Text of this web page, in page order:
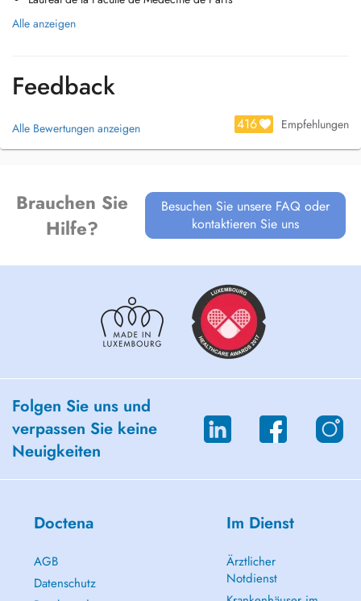
Alle anzeigen
Feedback
Alle Bewertungen anzeigen 416 Empfehlungen
Brauchen Sie
Hilfe?
Besuchen Sie unsere FAQ oder
kontaktieren Sie uns
Folgen Sie uns und
verpassen Sie keine
Neuigkeiten
Doctena
AGB
Datenschutz
Im Dienst
Ärztlicher
Notdienst